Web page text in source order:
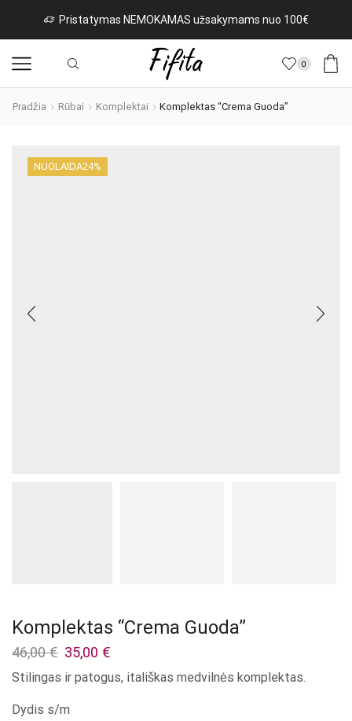
Pristatymas NEMOKAMAS užsakymams nuo 100€
0
Pradžia Rūbai Komplektai Komplektas “Crema Guoda”
NUOLAIDA24%
Komplektas “Crema Guoda”
46,00€ Original
was:
35,00 €
is:
Stilingas ir patogus, itališkas medvilnės komplektas.
Dydis s/m